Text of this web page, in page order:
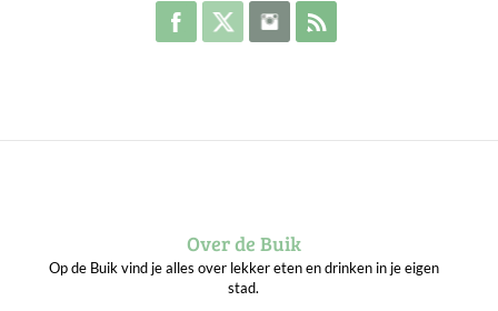
Volg de Buik op Facebook
Volg de Buik op Twitter
Volg de Buik op Instagram
Over de Buik
Op de Buik vind je alles over lekker eten en drinken in je eigen
stad.